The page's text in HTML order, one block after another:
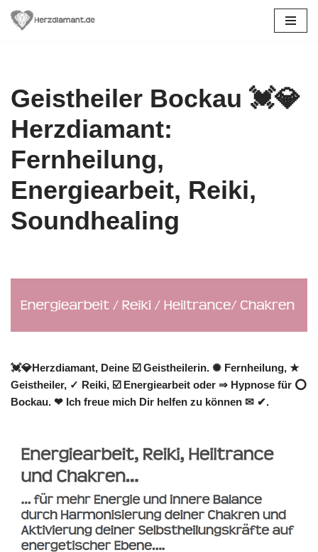
Geistheiler Bockau 💓️💎
Herzdiamant:
Fernheilung,
Energiearbeit, Reiki,
Soundhealing
💓️💎Herzdiamant, Deine ☑️ Geistheilerin. ✺ Fernheilung, ★
Geistheiler, ✓ Reiki, ☑️ Energiearbeit oder ⇒ Hypnose für ⭕
Bockau. ❤ Ich freue mich Dir helfen zu können ✉ ✔.